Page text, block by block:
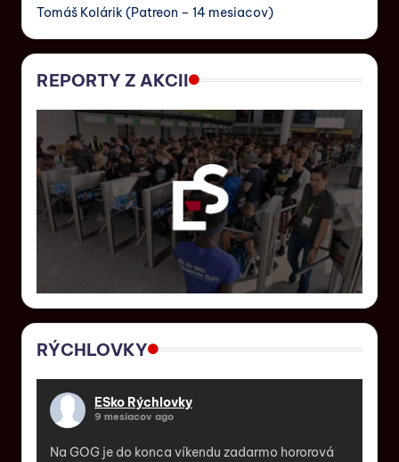
Tomáš Kolárik (Patreon – 14 mesiacov)
REPORTY Z AKCII
RÝCHLOVKY
ESko Rýchlovky
9 mesiacov ago
Na GOG je do konca víkendu zadarmo hororová